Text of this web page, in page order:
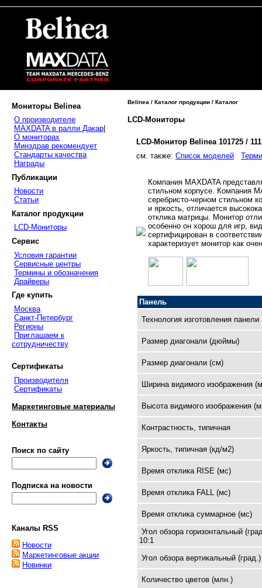
Мониторы Belinea
О производителе
MAXDATA в ралли Дакар
О мониторах
Минздрав рекомендует
Стандарты качества
Награды
Публикации
Новости
Статьи
Каталог продукции
LCD-Мониторы
Сервис
Условия гарантии
Сервисные центры
Термины и обозначения
Драйверы
Где купить
Москва
Санкт-Петербург
Регионы
Приглашаем к
сотрудничеству
Сертификаты
Производителя
Сертификаты
Маркетинговые материалы
Контакты
Поиск по сайту
Подписка на новости
Каналы RSS
Новости
Маркетинговые акции
Новинки
Belinea / Каталог продукции / Каталог
LCD-Мониторы
LCD-Монитор Belinea 101725 /
cм. также: Список моделей
Компания MAXDATA
стильном корпусе. Компания
серебристо-черном стильном
и яркость, отличается
отклика матрицы. Монитор
особенно он хорош для игр,
сертифицирован в
характеризует монитор как
Панель
Технология изготовления панели
Размер диагонали (дюймы)
Размер диагонали (см)
Ширина видимого изображения
Высота видимого изображения
Контрастность, типичная
Яркость, типичная (кд/м2)
Время отклика RISE (мс)
Время отклика FALL (мс)
Время отклика суммарное (мс)
Угол обзора горизонтальный
10:1
Угол обзора вертикальный
Количество цветов (млн.)